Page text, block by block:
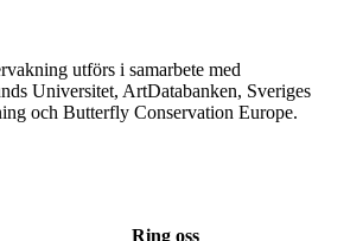
utförs i samarbete med
Universitet, ArtDatabanken, Sveriges
och Butterfly Conservation Europe.
Ring oss